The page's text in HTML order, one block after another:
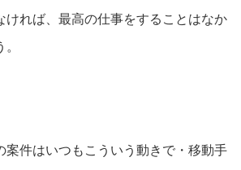
ければ、最高の仕事をすることはなか
案件はいつもこういう動きで・移動手